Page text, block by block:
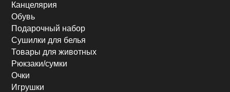
Канцелярия
Обувь
Подарочный набор
Сушилки для белья
Товары для животных
Рюкзаки/сумки
Очки
Игрушки